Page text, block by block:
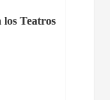
los Teatros